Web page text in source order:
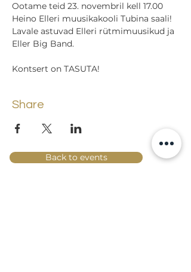
Ootame teid 23. novembril kell 17.00
Heino Elleri muusikakooli Tubina saali!
Lavale astuvad Elleri rütmimuusikud ja
Eller Big Band.
Kontsert on TASUTA!
Share
Back to events